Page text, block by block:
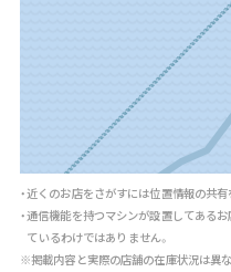
・近くのお店をさがすには位置情報の共有
・通信機能を持つマシンが設置してある
ているわけではありません。
※掲載内容と実際の店舗の在庫状況は異